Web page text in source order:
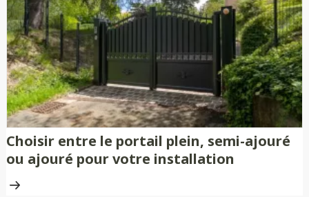
nécessitent aucune peinture ni
traitement anti-rouille.
Choisir entre le portail plein, semi-ajouré
ou ajouré pour votre installation